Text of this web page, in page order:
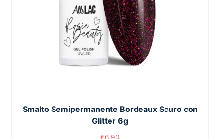
Smalto Semipermanente Bordeaux Scuro con
Glitter 6g
€6,90